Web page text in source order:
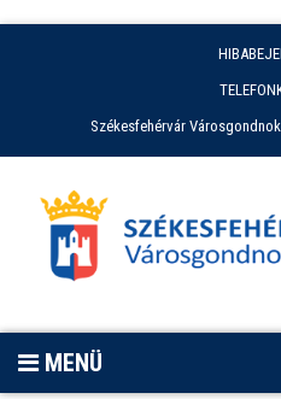
Székesfehérvár
MENÜ